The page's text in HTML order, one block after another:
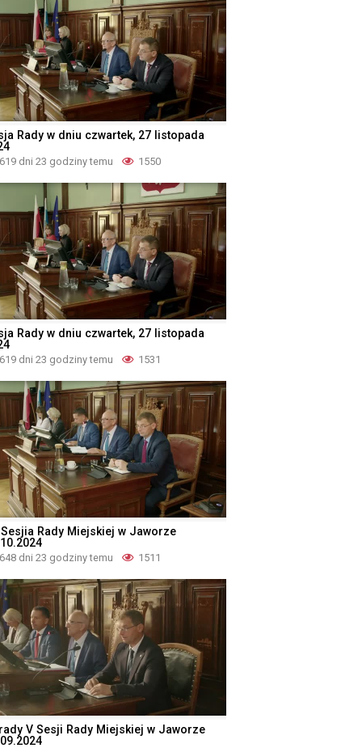
Rady w dniu czwartek, 27 listopada
619 dni 23 godziny temu 1550
Rady w dniu czwartek, 27 listopada
619 dni 23 godziny temu 1531
Rady Miejskiej w Jaworze
648 dni 23 godziny temu 1511
V Sesji Rady Miejskiej w Jaworze